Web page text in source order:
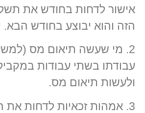
אישור לדחות בחודש את
הזה והוא יבוצע בחודש הבא.
2. מי שעשה תיאום מס
עבודתו בשתי עבודות
ולעשות תיאום מס.
3. אמהות זכאיות לדחות את